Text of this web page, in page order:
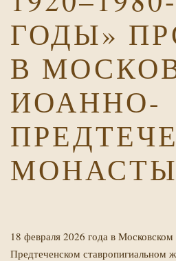
ГОДЫ»
В
ИОАННО-
18 февраля 2026 года в
Предтеченском ставропигиальном